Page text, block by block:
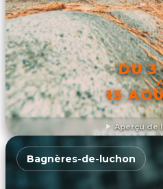
Aperçu de
DU 3
13
DÉCOUVRIR
Bagnères-de-luchon